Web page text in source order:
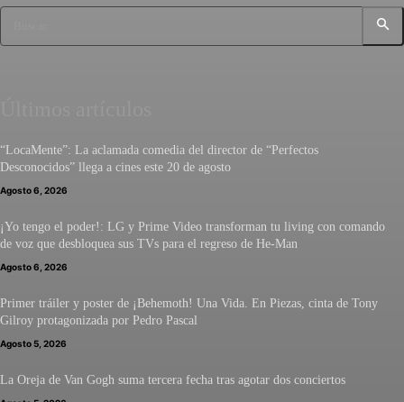
“LocaMente”: La aclamada comedia del director de “Perfectos
Desconocidos” llega a cines este 20 de agosto
Agosto 6, 2026
¡Yo tengo el poder!: LG y Prime Video transforman tu living con comando
de voz que desbloquea sus TVs para el regreso de He-Man
Agosto 6, 2026
Primer tráiler y poster de ¡Behemoth! Una Vida. En Piezas, cinta de Tony
Gilroy protagonizada por Pedro Pascal
Agosto 5, 2026
La Oreja de Van Gogh suma tercera fecha tras agotar dos conciertos